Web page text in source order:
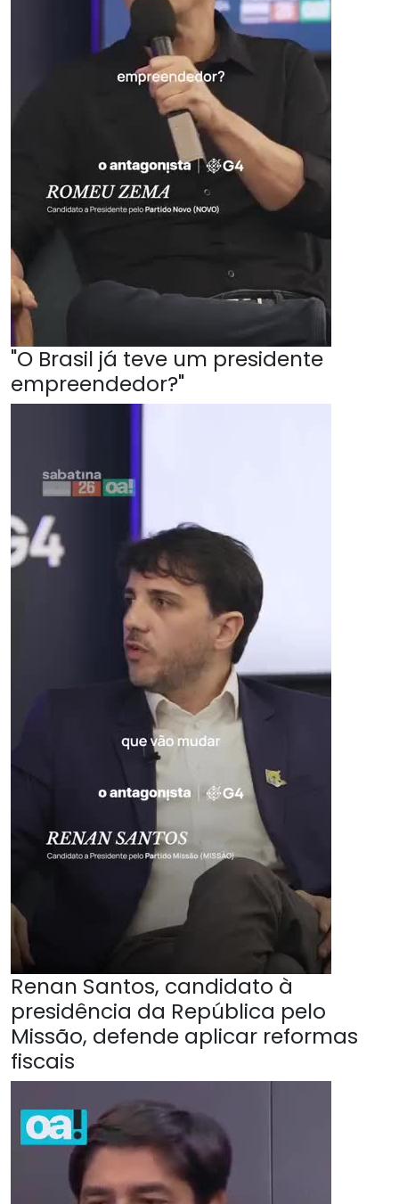
"O Brasil já teve um presidente
empreendedor?"
Renan Santos, candidato à
presidência da República pelo
Missão, defende aplicar reformas
fiscais